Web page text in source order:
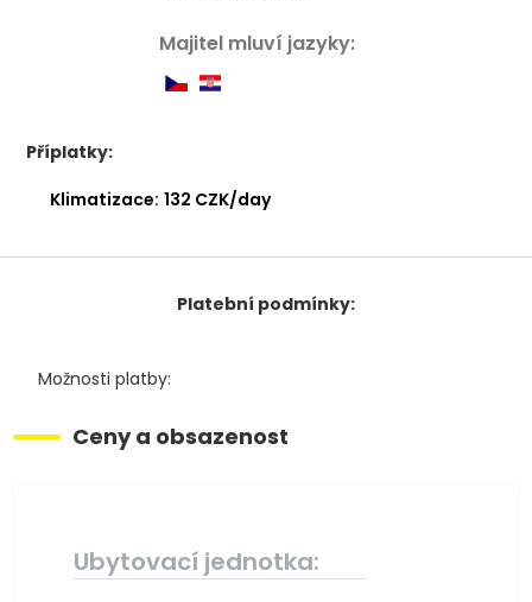
Majitel mluví jazyky:
Příplatky:
Klimatizace: 132 CZK/day
Platební podmínky:
Možnosti platby:
Ceny a obsazenost
Ubytovací jednotka: